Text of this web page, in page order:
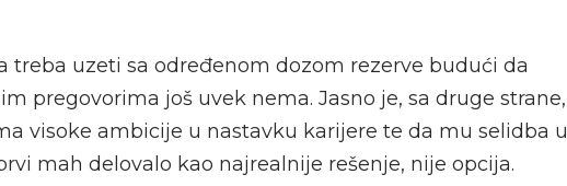
treba uzeti sa određenom dozom rezerve budući da
pregovorima još uvek nema. Jasno je, sa druge strane,
visoke ambicije u nastavku karijere te da mu selidba u
mah delovalo kao najrealnije rešenje, nije opcija.